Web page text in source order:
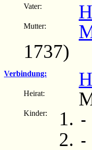
Vater:
Mutter:
1737)
Verbindung:
Heirat:
Kinder: -
-